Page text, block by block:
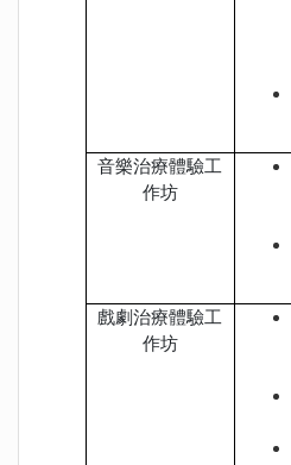
音樂治療體驗工
作坊
戲劇治療體驗工
作坊